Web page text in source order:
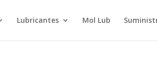
Lubricantes Mol Lub